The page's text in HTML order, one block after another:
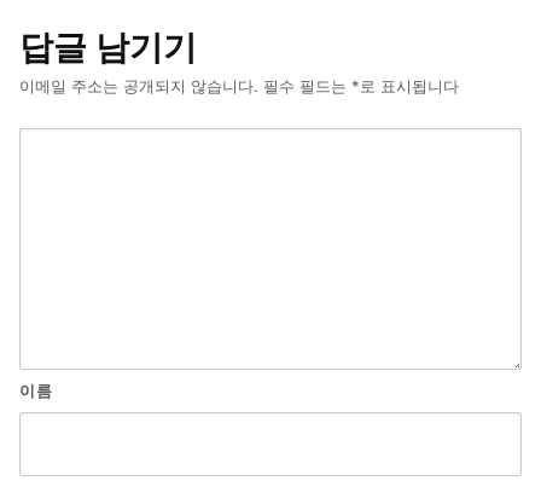
답글 남기기
이메일 주소는 공개되지 않습니다. 필수 필드는 *로 표시됩니다
이름